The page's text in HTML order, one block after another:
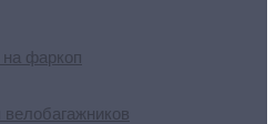
фаркоп